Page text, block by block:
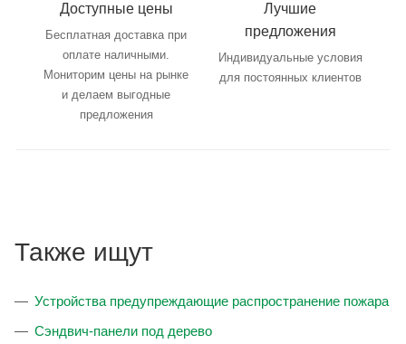
Доступные цены
Бесплатная доставка при
оплате наличными.
Мониторим цены на рынке
и делаем выгодные
предложения
Лучшие
предложения
Индивидуальные условия
для постоянных клиентов
Также ищут
Устройства предупреждающие распространение пожара
Сэндвич-панели под дерево